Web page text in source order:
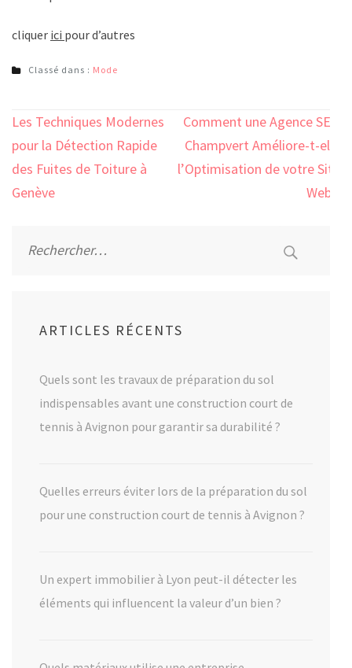
cliquer ici pour d’autres
Classé dans : Mode
Navigation
de
l’article
Les Techniques Modernes
pour la Détection Rapide
des Fuites de Toiture à
Genève
Comment une Agence SEO
Champvert Améliore-t-elle
l’Optimisation de votre Site
Web ?
ARTICLES RÉCENTS
Quels sont les travaux de préparation du sol
indispensables avant une construction court de
tennis à Avignon pour garantir sa durabilité ?
Quelles erreurs éviter lors de la préparation du sol
pour une construction court de tennis à Avignon ?
Un expert immobilier à Lyon peut-il détecter les
éléments qui influencent la valeur d’un bien ?